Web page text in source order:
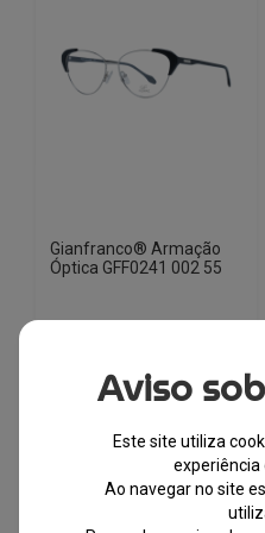
Gianfranco® Armação
Óptica GFF0241 002 55
175.95
€175.95.
€34.39
Aviso
Este site utiliza
experiência
Ao navegar no site